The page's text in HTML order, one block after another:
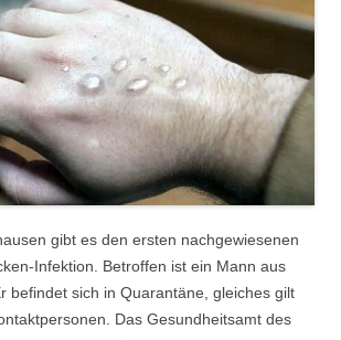
gibt es den ersten nachgewiesenen
Infektion. Betroffen ist ein Mann aus
befindet sich in Quarantäne, gleiches gilt
Das Gesundheitsamt des